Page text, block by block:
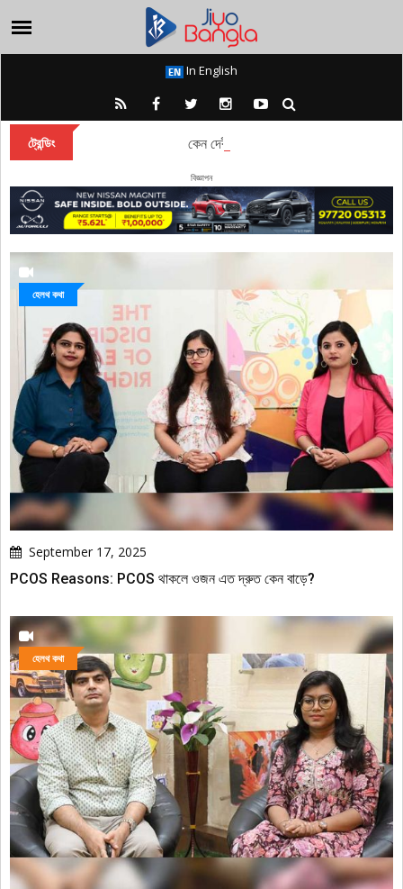
In English
ট্রেন্ডিং কেন দেবী দুর্গা বারাণসীতে চিরকাল অধিষ্ঠান
বিজ্ঞাপন
হেলথ কথা
September 17, 2025
PCOS Reasons: PCOS থাকলে ওজন এত দ্রুত কেন বাড়ে?
হেলথ কথা